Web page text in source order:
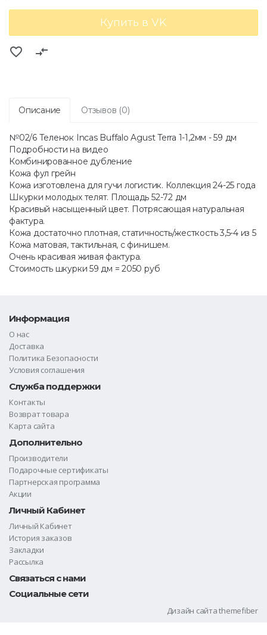
Купить в VK
favorite_border compare_arrows
Описание Отзывов (0)
№02/6 Теленок Incas Buffalo Agust Terra 1-1,2мм - 59 дм
Подробности на видео
Комбинированное дубление
Кожа фул грейн
Кожа изготовлена для гучи логистик. Коллекция 24-25 года
Шкурки молодых телят. Площадь 52-72 дм
Красивый насыщенный цвет. Потрясающая натуральная
фактура.
Кожа достаточно плотная, статичность/жесткость 3,5-4 из 5
Кожа матовая, тактильная, с финишем.
Очень красивая живая фактура.
Стоимость шкурки 59 дм = 2050 руб
Информация
О нас
Доставка
Политика Безопасности
Условия соглашения
Служба поддержки
Контакты
Возврат товара
Карта сайта
Дополнительно
Производители
Подарочные сертификаты
Партнерская программа
Акции
Личный Кабинет
Личный Кабинет
История заказов
Закладки
Рассылка
Связаться с нами
Социальные сети
Дизайн сайтаthemefiber